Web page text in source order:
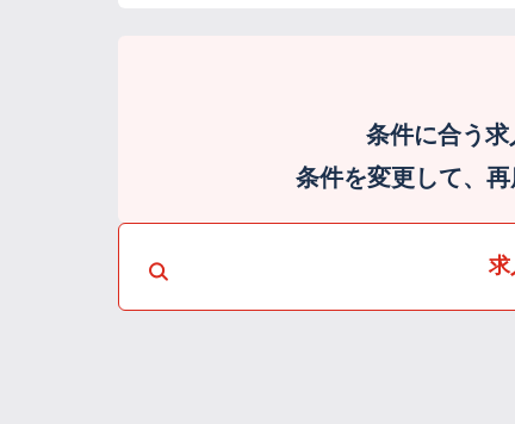
条件に合う求
条件を変更して、再
求